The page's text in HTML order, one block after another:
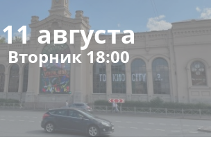
11 августа
Вторник 18:00